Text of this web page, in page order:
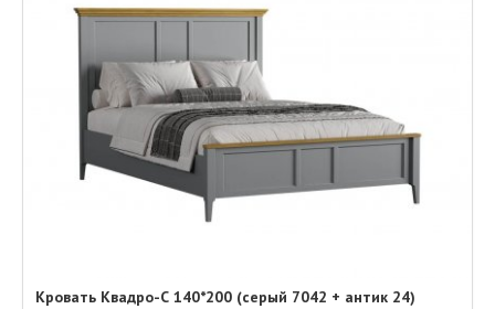
Кровать Квадро-С 140*200 (серый 7042 + антик 24)